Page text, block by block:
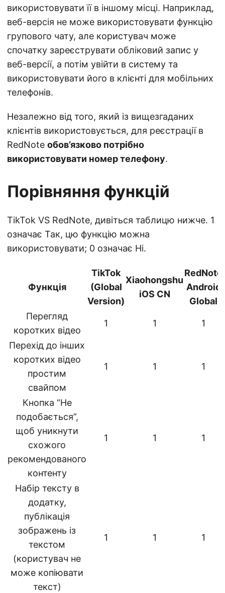
використовувати її в іншому місці. Наприклад,
веб-версія не може використовувати функцію
групового чату, але користувач може
спочатку зареєструвати обліковий запис у
веб-версії, а потім увійти в систему та
використовувати його в клієнті для мобільних
телефонів.
Незалежно від того, який із вищезгаданих
клієнтів використовується, для реєстрації в
RedNote обов’язково потрібно
використовувати номер телефону.
Порівняння функцій
TikTok VS RedNote, дивіться таблицю нижче. 1
означає Так, цю функцію можна
використовувати; 0 означає Ні.
Функція
TikTok
(Global
Version)
Xiaohongshu
iOS CN
RedNote
Android
Global
Перегляд
коротких відео
1 1 1
Перехід до інших
коротких відео
простим
свайпом
1 1 1
Кнопка “Не
подобається”,
щоб уникнути
схожого
рекомендованого
контенту
1 1 1
Набір тексту в
додатку,
публікація
зображень із
текстом
(користувач не
може копіювати
текст)
1 1 1